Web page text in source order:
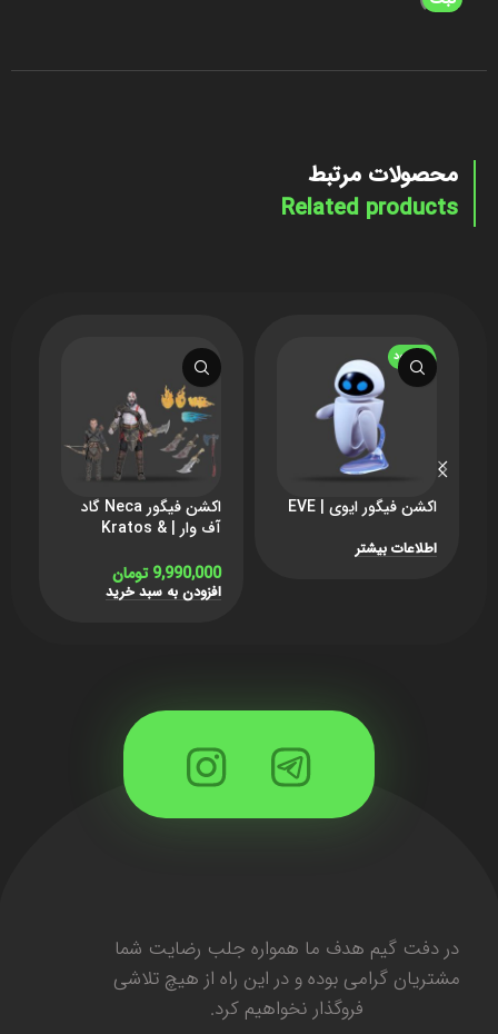
محصولات مرتبط
Related products
ناموجود
اکشن فیگور ایوی | EVE
اطلاعات بیشتر
اکشن فیگور Neca گاد
آف وار | Kratos &
9,990,000 تومان
افزودن به سبد خرید
در دفت گیم هدف ما همواره جلب رضایت شما
مشتریان گرامی بوده و در این راه از هیچ تلاشی
فروگذار نخواهیم کرد.